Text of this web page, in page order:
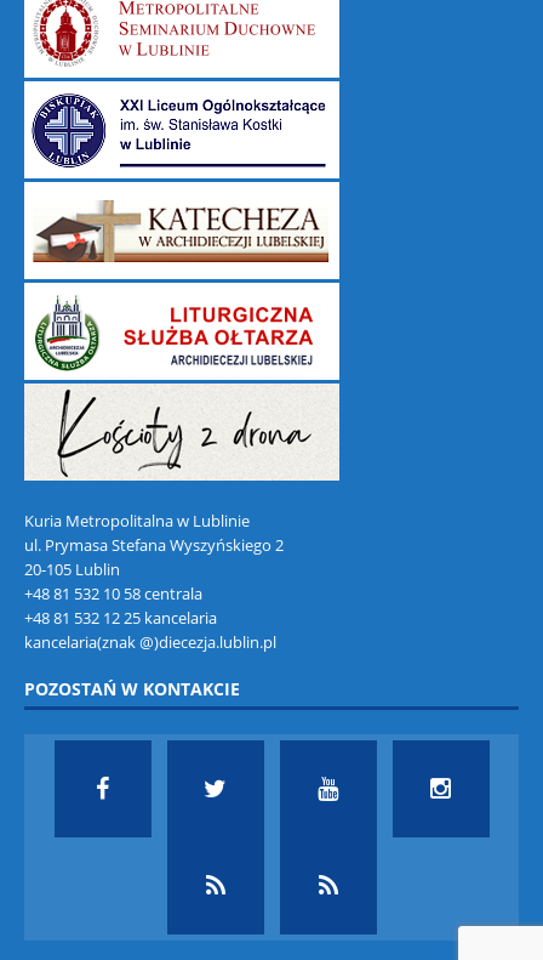
Kuria Metropolitalna w Lublinie
ul. Prymasa Stefana Wyszyńskiego 2
20-105 Lublin
+48 81 532 10 58 centrala
+48 81 532 12 25 kancelaria
kancelaria(znak @)diecezja.lublin.pl
POZOSTAŃ W KONTAKCIE